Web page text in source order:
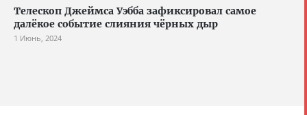
Телескоп Джеймса Уэбба зафиксировал самое
далёкое событие слияния чёрных дыр
1 Июнь, 2024